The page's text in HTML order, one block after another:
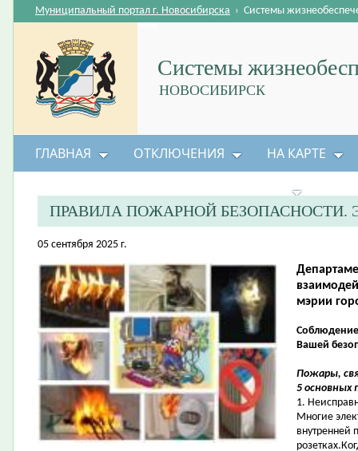
Системы
НОВОСИБИРСК
Муниципальный портал г. Новосибирска › Системы
ГЛАВНАЯ ОТКЛЮЧЕНИЯ НА КАРТЕ
ПРАВИЛА ПОЖАРНОЙ БЕЗОПАСНОСТИ.
05 сентября 2025 г.
мэрии
Вашей
Пожары,
5 основных
1.
Многие
внутренней